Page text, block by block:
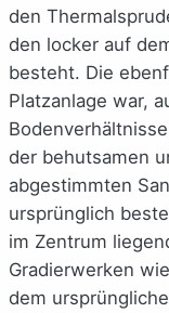
den
den locker auf
besteht. Die
Platzanlage war,
der behutsamen
abgestimmten
ursprünglich
im Zentrum
Gradierwerken
dem